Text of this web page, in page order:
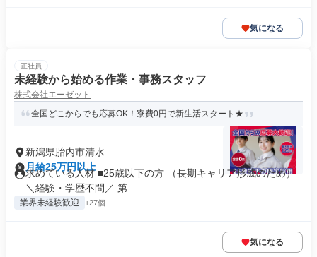
気になる
正社員
未経験から始める作業・事務スタッフ
株式会社エーゼット
全国どこからでも応募OK！寮費0円で新生活スタート★
新潟県胎内市清水
月給25万円以上
求めている人材 ■25歳以下の方 （長期キャリア形成のため）
＼経験・学歴不問／ 第...
業界未経験歓迎 +27個
気になる